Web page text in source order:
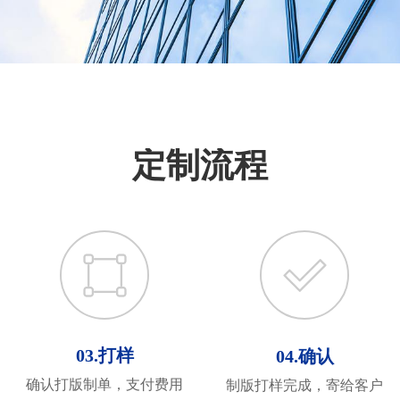
定制流程
03.打样
确认打版制单，支付费用
03.打样
确认打版制单，支付费用
04.确认
制版打样完成，寄给客户
04.确认
制版打样完成，寄给客户